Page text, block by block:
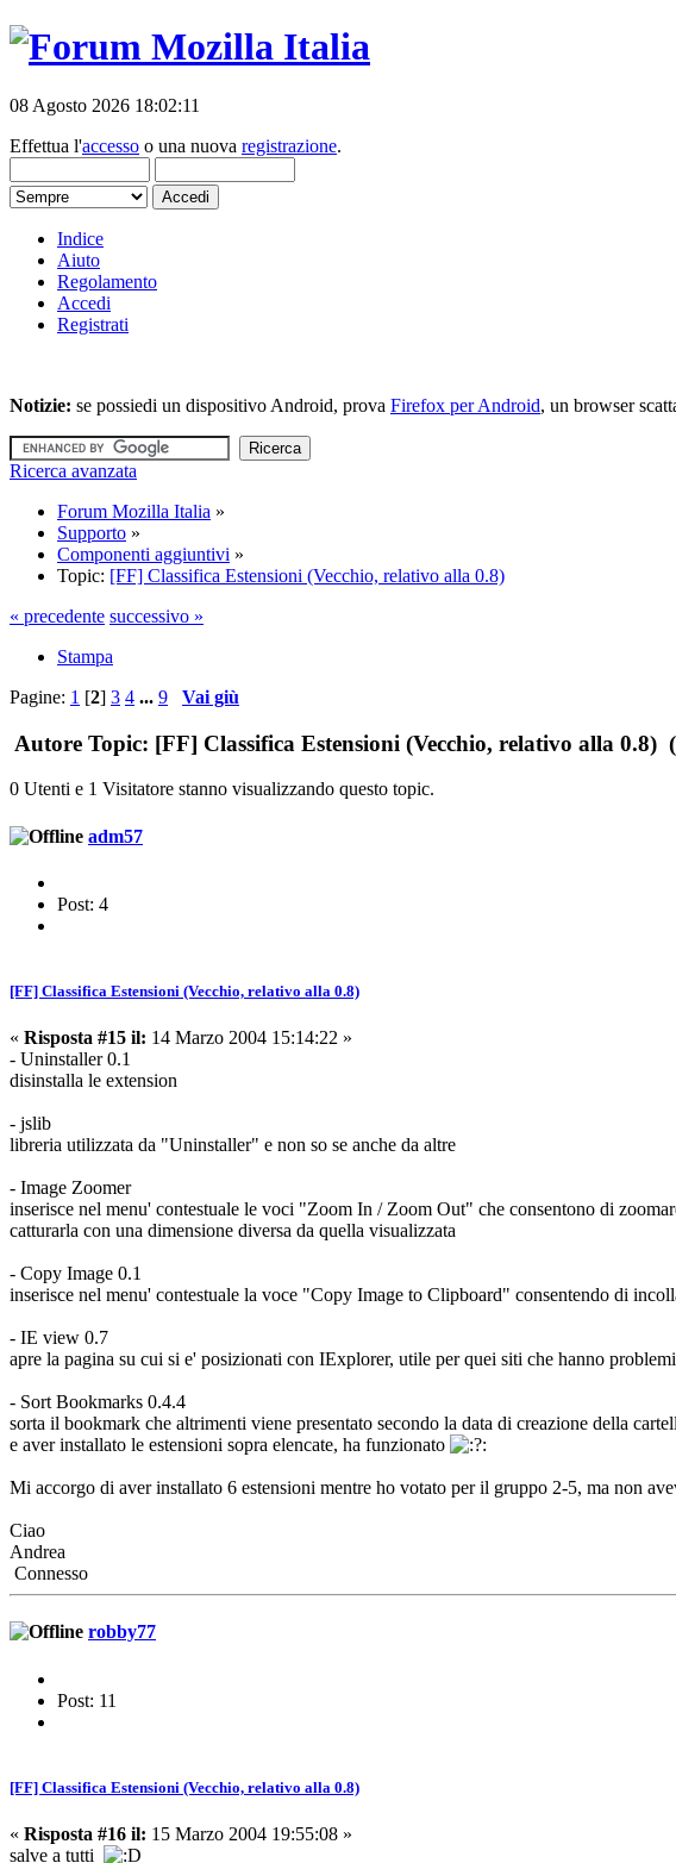
08 Agosto 2026 18:02:11
Effettua l'accesso o una nuova registrazione.
Indice
Aiuto
Regolamento
Accedi
Registrati
Notizie: se possiedi un dispositivo Android, prova Firefox per Android, un browser
Ricerca avanzata
Forum Mozilla Italia »
Supporto »
Componenti aggiuntivi »
Topic: [FF] Classifica Estensioni (Vecchio, relativo alla 0.8)
« precedente successivo »
Stampa
Pagine: 1 [2] 3 4 ... 9 Vai giù
Autore Topic: [FF] Classifica Estensioni (Vecchio, relativo alla 0.8)
0 Utenti e 1 Visitatore stanno visualizzando questo topic.
adm57
Post: 4
[FF] Classifica Estensioni (Vecchio, relativo alla 0.8)
« Risposta #15 il: 14 Marzo 2004 15:14:22 »
- Uninstaller 0.1
disinstalla le extension
- jslib
libreria utilizzata da "Uninstaller" e non so se anche da altre
- Image Zoomer
inserisce nel menu' contestuale le voci "Zoom In / Zoom Out" che consentono di
catturarla con una dimensione diversa da quella visualizzata
- Copy Image 0.1
inserisce nel menu' contestuale la voce "Copy Image to Clipboard" consentendo di
- IE view 0.7
apre la pagina su cui si e' posizionati con IExplorer, utile per quei siti che hanno
- Sort Bookmarks 0.4.4
sorta il bookmark che altrimenti viene presentato secondo la data di creazione della
e aver installato le estensioni sopra elencate, ha funzionato
Mi accorgo di aver installato 6 estensioni mentre ho votato per il gruppo 2-5, ma non
Ciao
Andrea
Connesso
robby77
Post: 11
[FF] Classifica Estensioni (Vecchio, relativo alla 0.8)
« Risposta #16 il: 15 Marzo 2004 19:55:08 »
salve a tutti